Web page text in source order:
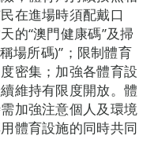
在進場時須配戴口
的“澳門健康碼”及掃
場所碼)”；限制體育
密集；加強各體育設
維持有限度開放。體
加強注意個人及環境
體育設施的同時共同